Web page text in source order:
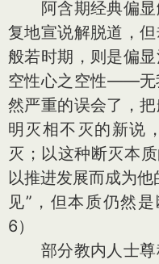
阿含期经典偏显
复地宣说解脱道，
般若时期，则是偏
空性心之空性——无
然严重的误会了，
明灭相不灭的新说
灭；以这种断灭本
以推进发展而成为
见”，但本质仍然
6）
部分教内人士尊